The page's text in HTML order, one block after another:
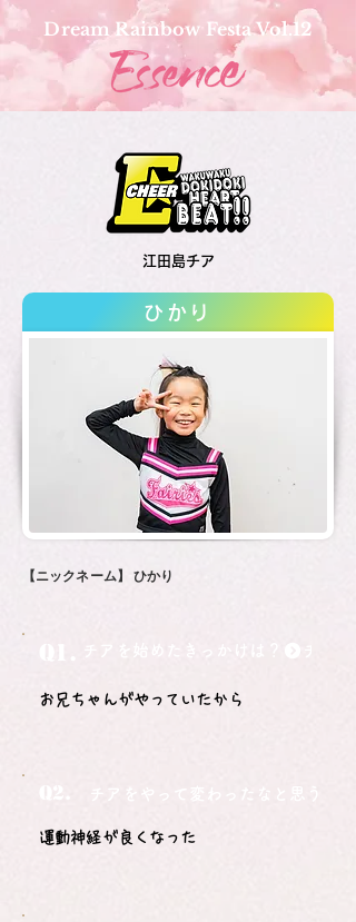
Dream Rainbow Festa Vol.12
江田島チア
ひかり
【ニックネーム】 ひかり
お兄ちゃんがやっていたから
チアをやって変わったなと思うこと
運動神経が良くなった